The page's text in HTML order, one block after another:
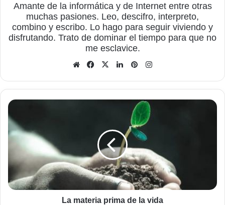
Amante de la informática y de Internet entre otras
muchas pasiones. Leo, descifro, interpreto,
combino y escribo. Lo hago para seguir viviendo y
disfrutando. Trato de dominar el tiempo para que no
me esclavice.
Sitio
Facebook
X LinkedInPinterest
La
materia
prima
de
vida
La materia prima de la vida